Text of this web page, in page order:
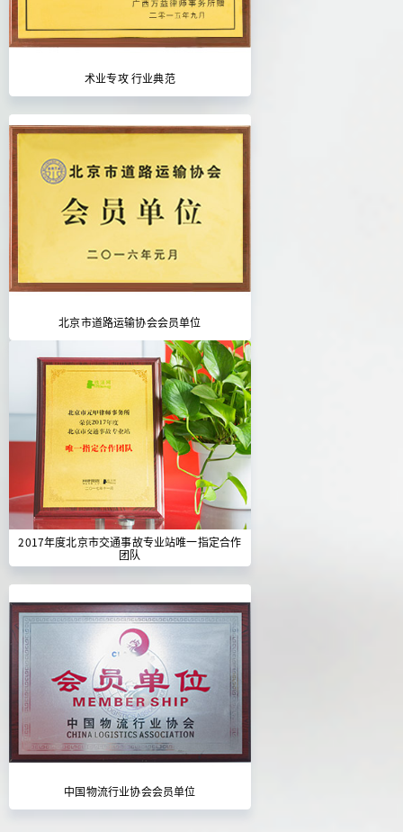
术业专攻 行业典范
北京市道路运输协会会员单位
2017年度北京市交通事故专业站唯一指定合作
团队
中国物流行业协会会员单位